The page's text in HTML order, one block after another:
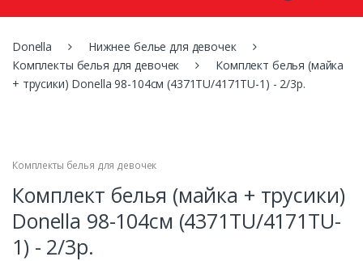
:
Donella
Нижнее белье для девочек
Комплекты белья для девочек
Комплект белья (майка
+ трусики) Donella 98-104см (4371TU/4171TU-1) - 2/3р.
Комплекты белья для девочек
Комплект белья (майка + трусики)
Donella 98-104см (4371TU/4171TU-
1) - 2/3р.